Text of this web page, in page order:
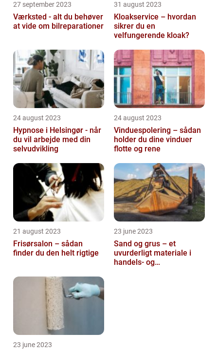
27 september 2023
Værksted - alt du behøver
at vide om bilreparationer
31 august 2023
Kloakservice – hvordan
sikrer du en
velfungerende kloak?
24 august 2023
Hypnose i Helsingør - når
du vil arbejde med din
selvudvikling
24 august 2023
Vinduespolering – sådan
holder du dine vinduer
flotte og rene
21 august 2023
Frisørsalon – sådan
finder du den helt rigtige
23 june 2023
Sand og grus – et
uvurderligt materiale i
handels- og
23 june 2023